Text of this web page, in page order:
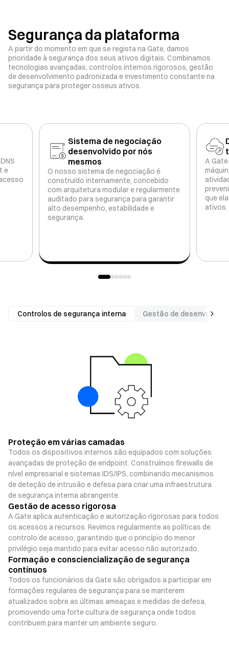
Segurança da plataforma
A partir do momento em que se regista na Gate, damos
prioridade à segurança dos seus ativos digitais. Combinamos
tecnologias avançadas, controlos internos rigorosos, gestão
de desenvolvimento padronizada e investimento constante na
segurança para proteger osseus ativos.
e
Sistema de negociação
desenvolvido por nós
mesmos
O nosso sistema de negociação é
construído internamente, concebido
com arquitetura modular e regularmente
auditado para segurança para garantir
alto desempenho, estabilidade e
segurança.
A
que
ativos.
Controlos de segurança interna Gestão de
Proteção em várias camadas
Todos os dispositivos internos são equipados com soluções
avançadas de proteção de endpoint. Construímos firewalls de
nível empresarial e sistemas IDS/IPS, combinando mecanismos
de deteção de intrusão e defesa para criar uma infraestrutura
de segurança interna abrangente.
Gestão de acesso rigorosa
A Gate aplica autenticação e autorização rigorosas para todos
os acessos a recursos. Revimos regularmente as políticas de
controlo de acesso, garantindo que o princípio do menor
privilégio seja mantido para evitar acesso não autorizado.
Formação e consciencialização de segurança
contínuos
Todos os funcionários da Gate são obrigados a participar em
formações regulares de segurança para se manterem
atualizados sobre as últimas ameaças e medidas de defesa,
promovendo uma forte cultura de segurança onde todos
contribuem para manter um ambiente seguro.